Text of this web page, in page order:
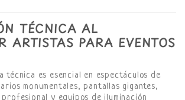
TÉCNICA AL
ARTISTAS PARA EVENTOS
es esencial en espectáculos de
monumentales, pantallas gigantes,
profesional y equipos de iluminación